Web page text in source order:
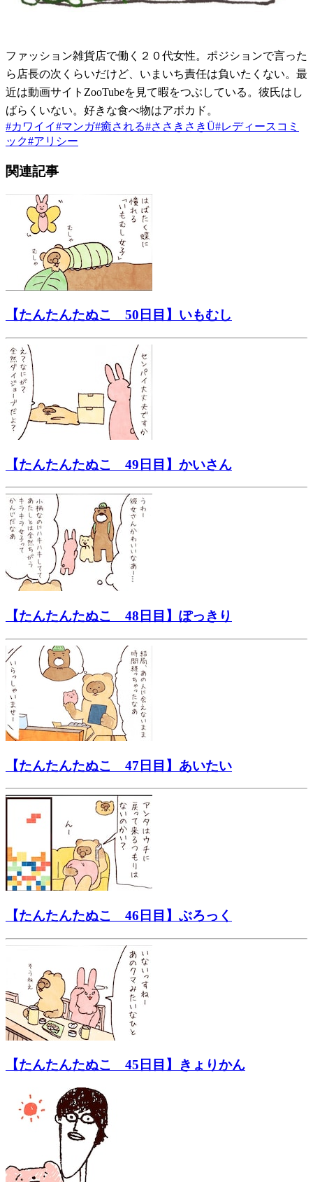
ファッション雑貨店で働く２０代女性。ポジションで言った
ら店長の次くらいだけど、いまいち責任は負いたくない。最
近は動画サイトZooTubeを見て暇をつぶしている。彼氏はし
ばらくいない。好きな食べ物はアボカド。
#カワイイ#マンガ#癒される#ささきさきÜ#レディースコミ
ック#アリシー
関連記事
【たんたんたぬこ 50日目】いもむし
【たんたんたぬこ 49日目】かいさん
【たんたんたぬこ 48日目】ぽっきり
【たんたんたぬこ 47日目】あいたい
【たんたんたぬこ 46日目】ぶろっく
【たんたんたぬこ 45日目】きょりかん